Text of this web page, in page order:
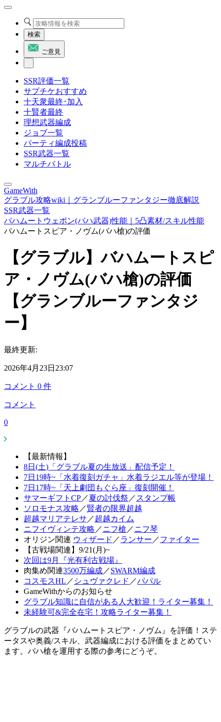
検索
ご意見
SSR評価一覧
サプチケおすすめ
十天衆最終･加入
十賢者最終
理想武器編成
ジョブ一覧
パーティ編成投稿
SSR武器一覧
マルチバトル
GameWith
グラブル攻略wiki｜グランブルーファンタジー徹底解説
SSR武器一覧
バハムートウェポン(バハ武器)性能｜5凸素材/スキル性能
バハムートスピア・ノヴム(バハ槍)の評価
【グラブル】バハムートスピ
ア・ノヴム(バハ槍)の評価
【グランブルーファンタジ
ー】
最終更新:
2026年4月23日23:07
コメント 0 件
コメント
0
【最新情報】
8日(土)「グラブル夏の生放送」配信予定！
7日19時~「水着復刻ガチャ」水着ラジエル等が登場！
7日17時~「天上劇団もぐら座」復刻開催！
サマーギフトCP／夏の討伐祭 ／ スタンプ帳
ソロモナス攻略 ／賢者の限界超越
超越マリアテレサ ／超越カイム
ニフイヴィンテ攻略 ／ニフ槍 ／ニフ琴
オリジン関連 ウィザード ／ランサー ／ファイター
【古戦場関連】9/21(月)~
次回は9月『光有利古戦場』
肉集め関連3500万編成／SWARM編成
コスモスHL ／ シュヴァクレド ／パパル
GameWithからのお知らせ
グラブル知識に自信がある人大歓迎！ライター募集！
未経験可&完全在宅！攻略ライター募集！
グラブルの武器『バハムートスピア・ノヴム』を評価！ステ
ータスや奥義/スキル、武器編成における評価をまとめてい
ます。バハ槍を運用する際の参考にどうぞ。